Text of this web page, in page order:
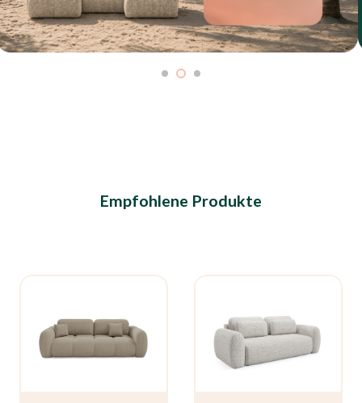
Empfohlene Produkte